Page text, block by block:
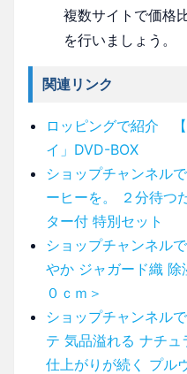
複数サイトで価格
を行いましょう。
関連リンク
ロッピングで紹介
イ」DVD-BOX
ショップチャンネル
ーヒーを。 ２分待つ
ター付 特別セット
ショップチャンネル
やか ジャガード織
０ｃｍ＞
ショップチャンネル
テ 気品溢れる ナチ
仕上がりが続く プル